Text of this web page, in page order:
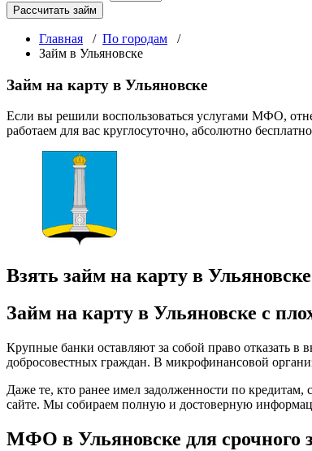
Рассчитать займ
Главная / По городам /
Займ в Ульяновске
Займ на карту в Ульяновске
Если вы решили воспользоваться услугами МФО,
работаем для вас круглосуточно, абсолютно
Взять займ на карту в
Займ на карту в Ульяновске с
Крупные банки оставляют за собой право отказать в
добросовестных граждан. В микрофинансовой
Даже те, кто ранее имел задолженности по кредитам,
сайте. Мы собираем полную и достоверную
МФО в Ульяновске для срочного